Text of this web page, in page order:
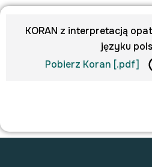
KORAN z interpretacją
języku
Pobierz Koran [.pdf]